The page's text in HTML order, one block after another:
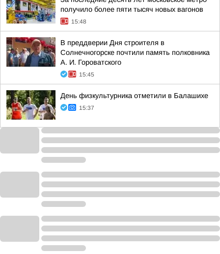
получило более пяти тысяч новых вагонов
15:48
В преддверии Дня строителя в
Солнечногорске почтили память полковника
А. И. Гороватского
15:45
День физкультурника отметили в Балашихе
15:37